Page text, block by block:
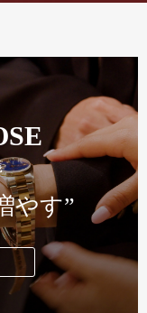
やす”